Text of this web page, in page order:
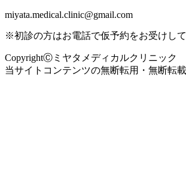
miyata.medical.clinic@gmail.com
※初診の方はお電話で仮予約をお受けして
CopyrightⒸミヤタメディカルクリニック
当サイトコンテンツの無断転用・無断転